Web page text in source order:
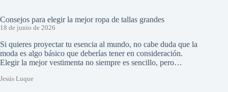
Consejos para elegir la mejor ropa de tallas grandes
18 de junio de 2026
Si quieres proyectar tu esencia al mundo, no cabe duda que la
moda es algo básico que deberías tener en consideración.
Elegir la mejor vestimenta no siempre es sencillo, pero…
Jesús Luque